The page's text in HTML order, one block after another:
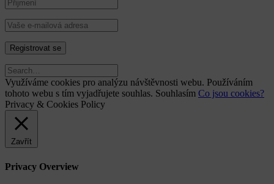
Využíváme cookies pro analýzu návštěvnosti webu. Používáním
tohoto webu s tím vyjadřujete souhlas. Souhlasím Co jsou cookies?
Privacy & Cookies Policy
Zavřít
Privacy Overview